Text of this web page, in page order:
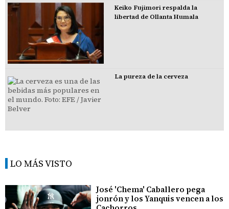
Keiko Fujimori respalda la
libertad de Ollanta Humala
La pureza de la cerveza
LO MÁS VISTO
José 'Chema' Caballero pega
jonrón y los Yanquis vencen a los